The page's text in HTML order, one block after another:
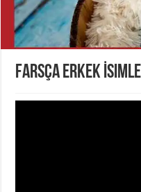
Farsça Erkek